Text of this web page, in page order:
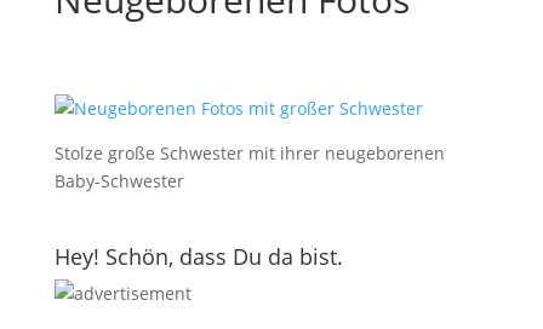
Stolze große Schwester mit ihrer neugeborenen
Baby-Schwester
Hey! Schön, dass Du da bist.